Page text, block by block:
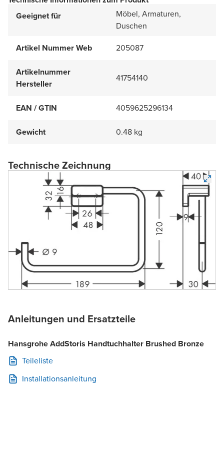
Geeignet für
Möbel, Armaturen,
Duschen
Artikel Nummer Web
205087
Artikelnummer
Hersteller
41754140
EAN / GTIN 4059625296134
Gewicht 0.48 kg
Technische Zeichnung
Anleitungen und Ersatzteile
Hansgrohe AddStoris Handtuchhalter Brushed Bronze
Teileliste
Installationsanleitung